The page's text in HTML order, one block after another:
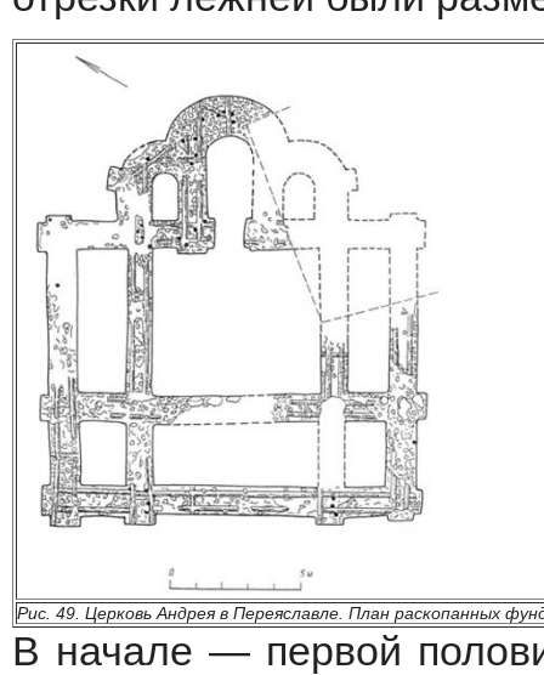
Рис. 49. Церковь Андрея в Переяславле. План раскопанных
В начале — первой